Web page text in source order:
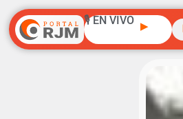
🎙️ EN VIVO ▶